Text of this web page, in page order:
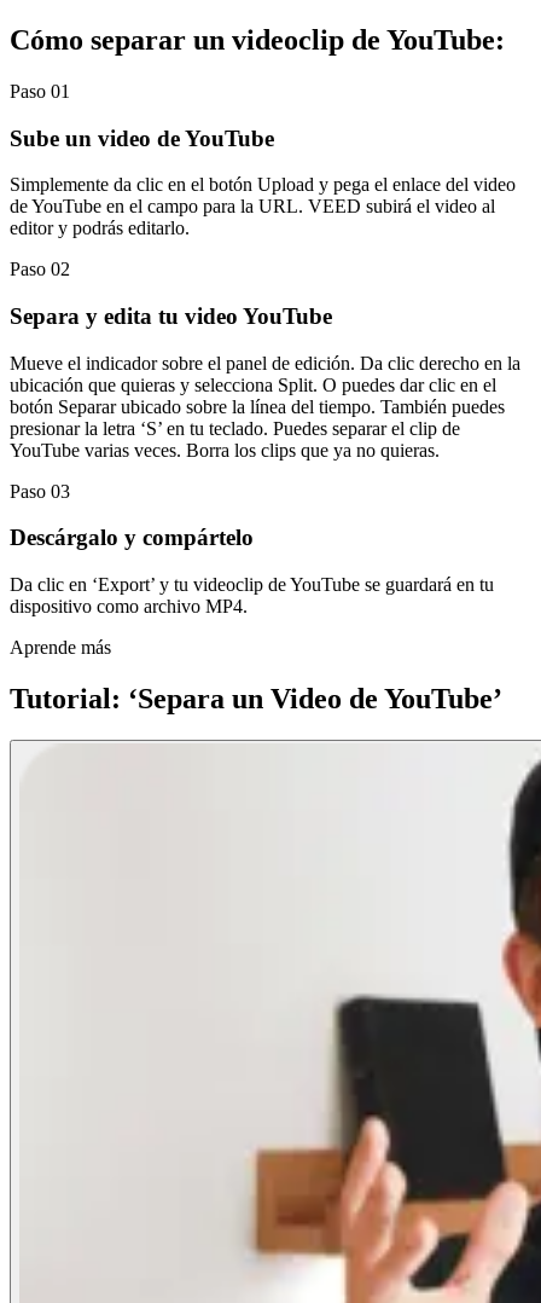
Cómo separar un videoclip de YouTube:
Paso 01
Sube un video de YouTube
Simplemente da clic en el botón Upload y pega el enlace del video
de YouTube en el campo para la URL. VEED subirá el video al
editor y podrás editarlo.
Paso 02
Separa y edita tu video YouTube
Mueve el indicador sobre el panel de edición. Da clic derecho en la
ubicación que quieras y selecciona Split. O puedes dar clic en el
botón Separar ubicado sobre la línea del tiempo. También puedes
presionar la letra ‘S’ en tu teclado. Puedes separar el clip de
YouTube varias veces. Borra los clips que ya no quieras.
Paso 03
Descárgalo y compártelo
Da clic en ‘Export’ y tu videoclip de YouTube se guardará en tu
dispositivo como archivo MP4.
Aprende más
Tutorial: ‘Separa un Video de YouTube’